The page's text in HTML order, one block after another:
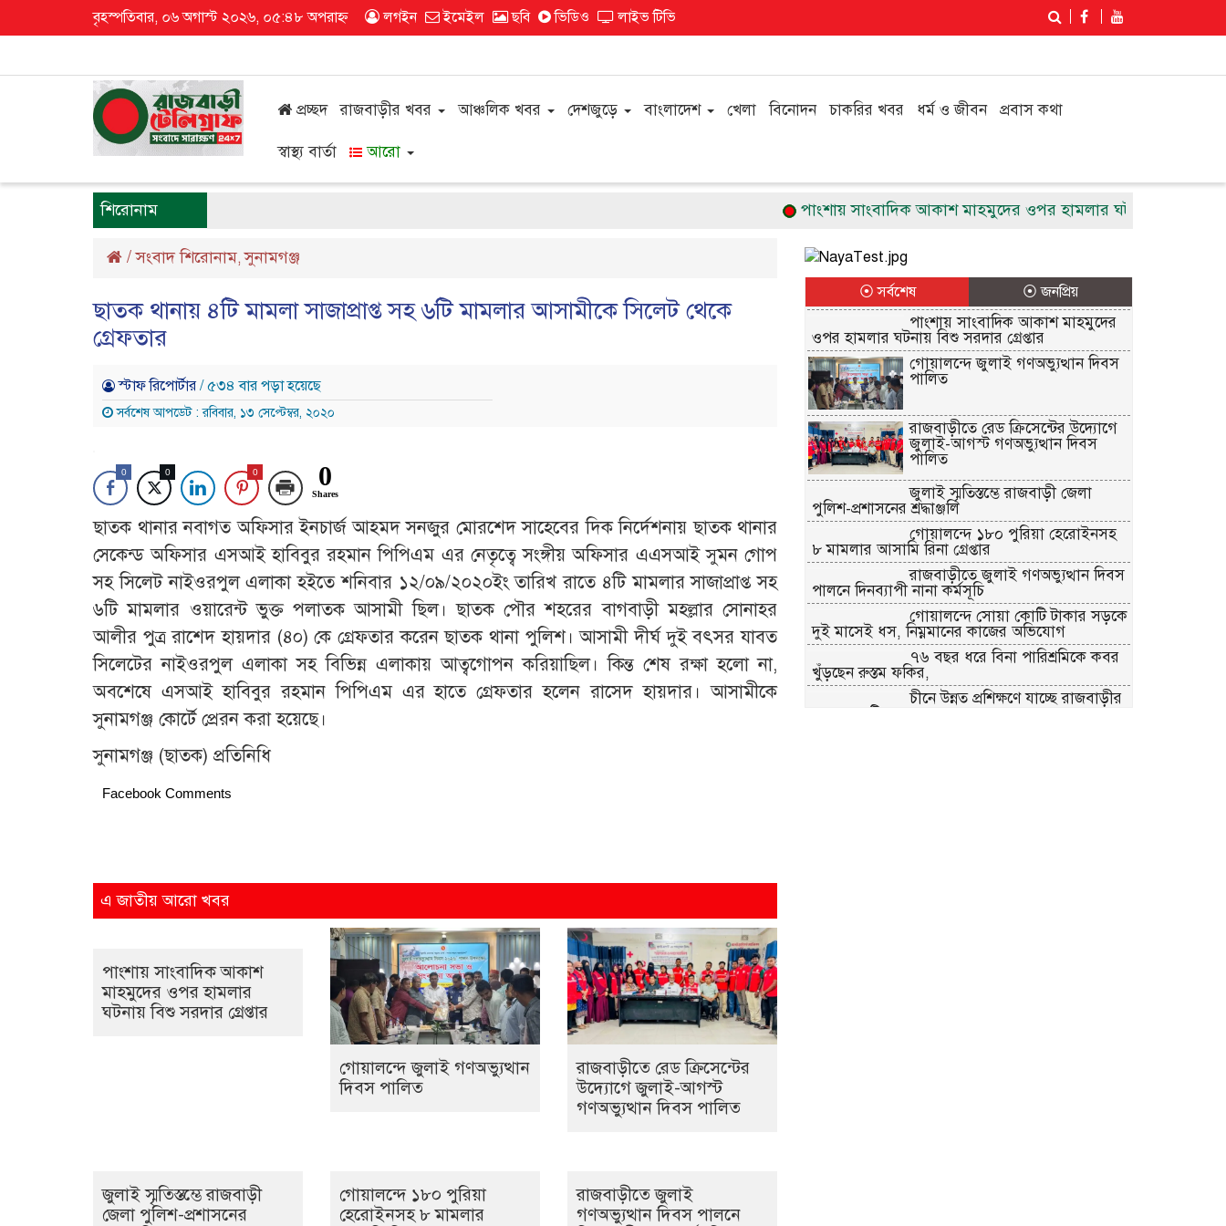
বৃহস্পতিবার, ০৬ অগাস্ট ২০২৬, ০৫:৪৮ অপরাহ্ন লগইন ইমেইল ছবি ভিডিও লাইভ টিভি
প্রচ্ছদ রাজবাড়ীর খবর আঞ্চলিক খবর দেশজুড়ে বাংলাদেশ খেলা বিনোদন চাকরির খবর ধর্ম ও জীবন প্রবাস কথা
স্বাস্থ্য বার্তা আরো
শিরোনাম পাংশায় সাংবাদিক আকাশ মাহমুদের ওপর হামলার ঘটনায় বিশু সরদার
/সংবাদ শিরোনাম,সুনামগঞ্জ
ছাতক থানায় ৪টি মামলা সাজাপ্রাপ্ত সহ ৬টি মামলার আসামীকে সিলেট থেকে
গ্রেফতার
স্টাফ রিপোর্টার/ ৫৩৪ বার পড়া হয়েছে
সর্বশেষ আপডেট : রবিবার, ১৩ সেপ্টেম্বর, ২০২০
0 0 0 0
Shares
ছাতক থানার নবাগত অফিসার ইনচার্জ আহমদ সনজুর মোরশেদ সাহেবের দিক নির্দেশনায় ছাতক থানার
সেকেন্ড অফিসার এসআই হাবিবুর রহমান পিপিএম এর নেতৃত্বে সংঙ্গীয় অফিসার এএসআই সুমন গোপ
সহ সিলেট নাইওরপুল এলাকা হইতে শনিবার ১২/০৯/২০২০ইং তারিখ রাতে ৪টি মামলার সাজাপ্রাপ্ত সহ
৬টি মামলার ওয়ারেন্ট ভুক্ত পলাতক আসামী ছিল। ছাতক পৌর শহরের বাগবাড়ী মহল্লার সোনাহর
আলীর পুত্র রাশেদ হায়দার (৪০) কে গ্রেফতার করেন ছাতক থানা পুলিশ। আসামী দীর্ঘ দুই বৎসর যাবত
সিলেটের নাইওরপুল এলাকা সহ বিভিন্ন এলাকায় আত্বগোপন করিয়াছিল। কিন্ত শেষ রক্ষা হলো না,
অবশেষে এসআই হাবিবুর রহমান পিপিএম এর হাতে গ্রেফতার হলেন রাসেদ হায়দার। আসামীকে
সুনামগঞ্জ কোর্টে প্রেরন করা হয়েছে।
সুনামগঞ্জ (ছাতক) প্রতিনিধি
Facebook Comments
এ জাতীয় আরো খবর
পাংশায় সাংবাদিক আকাশ
মাহমুদের ওপর হামলার
ঘটনায় বিশু সরদার গ্রেপ্তার
গোয়ালন্দে জুলাই গণঅভ্যুত্থান
দিবস পালিত
রাজবাড়ীতে রেড ক্রিসেন্টের
উদ্যোগে জুলাই-আগস্ট
গণঅভ্যুত্থান দিবস পালিত
জুলাই স্মৃতিস্তম্ভে রাজবাড়ী
জেলা পুলিশ-প্রশাসনের
গোয়ালন্দে ১৮০ পুরিয়া
হেরোইনসহ ৮ মামলার
রাজবাড়ীতে জুলাই
গণঅভ্যুত্থান দিবস পালনে
⦿ সর্বশেষ ⦿ জনপ্রিয়
পাংশায় সাংবাদিক আকাশ মাহমুদের
ওপর হামলার ঘটনায় বিশু সরদার গ্রেপ্তার
গোয়ালন্দে জুলাই গণঅভ্যুত্থান দিবস
পালিত
রাজবাড়ীতে রেড ক্রিসেন্টের উদ্যোগে
জুলাই-আগস্ট গণঅভ্যুত্থান দিবস
পালিত
জুলাই স্মৃতিস্তম্ভে রাজবাড়ী জেলা
পুলিশ-প্রশাসনের শ্রদ্ধাঞ্জলি
গোয়ালন্দে ১৮০ পুরিয়া হেরোইনসহ
৮ মামলার আসামি রিনা গ্রেপ্তার
রাজবাড়ীতে জুলাই গণঅভ্যুত্থান দিবস
পালনে দিনব্যাপী নানা কর্মসূচি
গোয়ালন্দে সোয়া কোটি টাকার সড়কে
দুই মাসেই ধস, নিম্নমানের কাজের অভিযোগ
৭৬ বছর ধরে বিনা পারিশ্রমিকে কবর
খুঁড়ছেন রুস্তম ফকির,
চীনে উন্নত প্রশিক্ষণে যাচ্ছে রাজবাড়ীর